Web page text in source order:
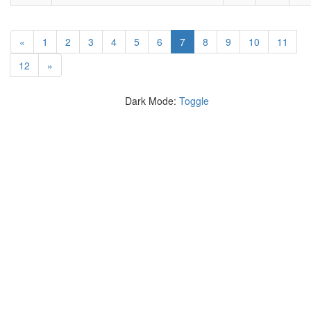
« 1 2 3 4 5 6 7(current)
8 9 10
11
12
»
Dark Mode: Toggle